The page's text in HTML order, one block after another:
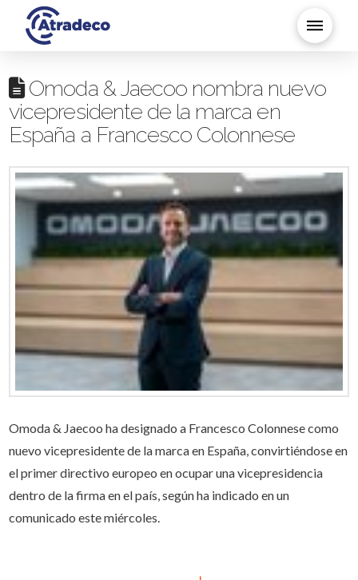
Omoda & Jaecoo nombra nuevo
vicepresidente de la marca en
España a Francesco Colonnese
Omoda & Jaecoo ha designado a Francesco Colonnese como
nuevo vicepresidente de la marca en España, convirtiéndose en
el primer directivo europeo en ocupar una vicepresidencia
dentro de la firma en el país, según ha indicado en un
comunicado este miércoles.